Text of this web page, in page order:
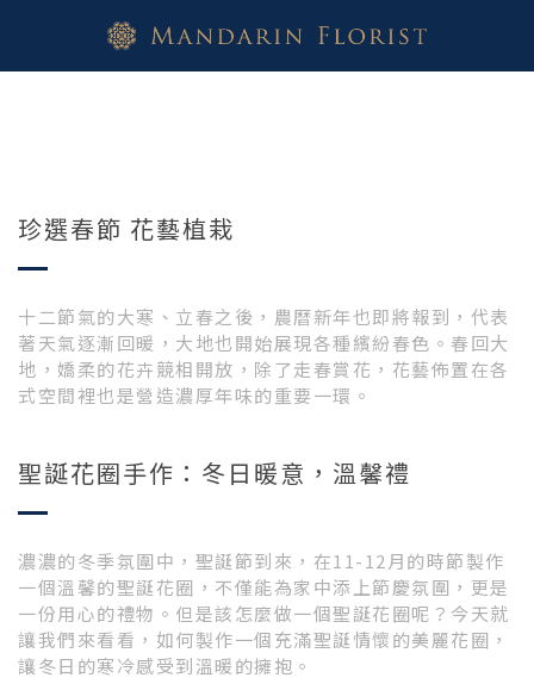
珍選春節 花藝植栽
十二節氣的大寒、立春之後，農曆新年也即將報到，代表
著天氣逐漸回暖，大地也開始展現各種繽紛春色。春回大
地，嬌柔的花卉競相開放，除了走春賞花，花藝佈置在各
式空間裡也是營造濃厚年味的重要一環。
聖誕花圈手作：冬日暖意，溫馨禮
濃濃的冬季氛圍中，聖誕節到來，在11-12月的時節製作
一個溫馨的聖誕花圈，不僅能為家中添上節慶氛圍，更是
一份用心的禮物。但是該怎麼做一個聖誕花圈呢？今天就
讓我們來看看，如何製作一個充滿聖誕情懷的美麗花圈，
讓冬日的寒冷感受到溫暖的擁抱。